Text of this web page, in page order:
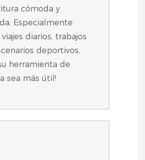
cómoda y
Especialmente
diarios, trabajos
deportivos,
herramienta de
sea más útil!